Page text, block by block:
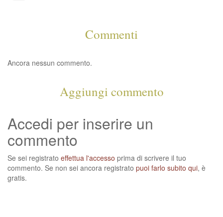
Commenti
Ancora nessun commento.
Aggiungi commento
Accedi per inserire un
commento
Se sei registrato effettua l'accesso prima di scrivere il tuo
commento. Se non sei ancora registrato puoi farlo subito qui, è
gratis.